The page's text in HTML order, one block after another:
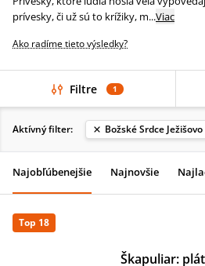
prívesky, či už sú to krížiky, m...Viac
Ako radíme tieto výsledky?
Filtre 1
Najobľúbenejšie Najnovšie
Aktívný filter: Božské Srdce Ježišovo
Top 18
Škapuliar: